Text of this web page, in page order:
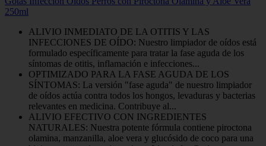
250ml
ALIVIO INMEDIATO DE LA OTITIS Y LAS
INFECCIONES DE OÍDO: Nuestro limpiador de oídos está
formulado específicamente para tratar la fase aguda de los
síntomas de otitis, inflamación e infecciones...
OPTIMIZADO PARA LA FASE AGUDA DE LOS
SÍNTOMAS: La versión "fase aguda" de nuestro limpiador
de oídos actúa contra todos los hongos, levaduras y bacterias
relevantes en medicina. Contribuye al...
ALIVIO EFECTIVO CON INGREDIENTES
NATURALES: Nuestra potente fórmula contiene piroctona
olamina, manzanilla, aloe vera y glucósido de coco para una